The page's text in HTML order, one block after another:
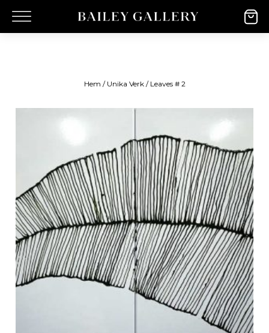
Hem / Unika Verk/ Leaves # 2